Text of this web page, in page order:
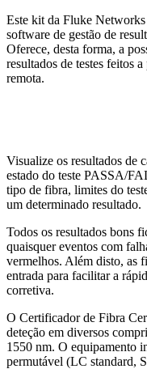
Este kit da Fluke
software de gestão de
Oferece, desta forma, a
resultados de testes feitos
remota.
Visualize os resultados de
estado do teste PASSA/
tipo de fibra, limites do
um determinado resultado.
Todos os resultados bons
quaisquer eventos com
vermelhos. Além disto, as
entrada para facilitar a
corretiva.
O Certificador de Fibra
deteção em diversos
1550 nm. O equipamento
permutável (LC standard,